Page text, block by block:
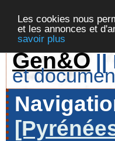
Les cookies nous
et les annonces et
savoir plus
Gen&O ||
et